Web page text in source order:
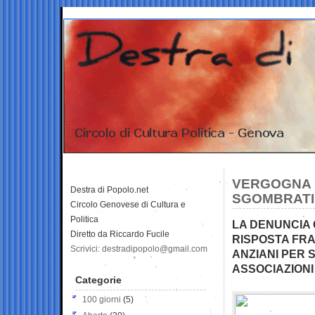
LA DENUNCIA
RISPOSTA
ANZIANI PER
ASSOCIAZIONI
Destra di Popolo.net
Circolo Genovese di Cultura e
Politica
Diretto da Riccardo Fucile
Scrivici: destradipopolo@gmail.com
Categorie
100 giorni (5)